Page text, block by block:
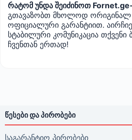
რატომ უნდა შეიძინოთ
გთავაზობთ მხოლოდ ორიგინალ
ოფიციალური გარანტიით.
სტაბილური კომუნიკაცია თქვენი
ჩვენთან ერთად!
ᲬᲔᲡᲔᲑᲘ ᲓᲐ ᲞᲘᲠᲝᲑᲔᲑᲘ
საგარანტიო პირობები